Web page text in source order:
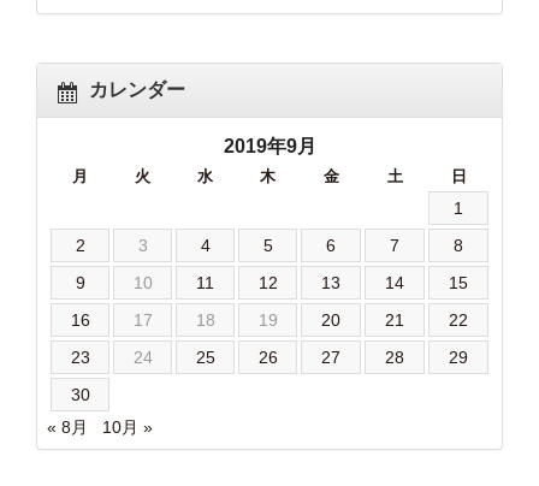
カレンダー
2019年9月
月 火 水 木 金 土 日
1
2
3 4 5 6 7
8
9
10 11 12 13 14
15
16
17 18 19 20 21
22
23
24 25 26 27 28
29
30
« 8月
10月 »